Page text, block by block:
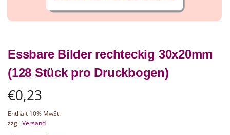
Essbare Bilder rechteckig 30x20mm
(128 Stück pro Druckbogen)
€0,23
Enthält 10% MwSt.
zzgl.Versand